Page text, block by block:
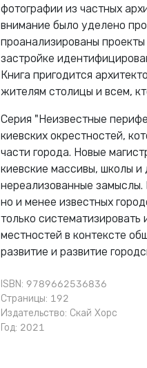
фотографии из частных
внимание было уделено
проанализированы
застройке
Книга пригодится
жителям столицы и всем,
Серия "Неизвестные
киевских окрестностей,
части города. Новые
киевские массивы, школы и
нереализованные замыслы.
но и менее известных
только систематизировать
местностей в контексте
развитие и развитие
ISBN: 9789662536836
Страницы: 192
Издательство: Скай Хорс
Год: 2021